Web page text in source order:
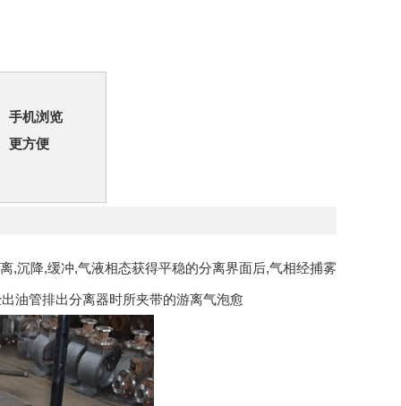
手机浏览
更方便
,沉降,缓冲,气液相态获得平稳的分离界面后,气相经捕雾
油管排出分离器时所夹带的游离气泡愈